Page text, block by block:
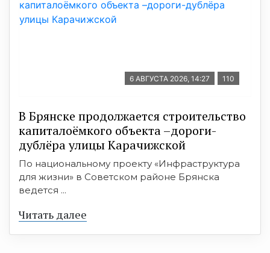
6 АВГУСТА 2026, 14:27 110
В Брянске продолжается строительство
капиталоёмкого объекта –дороги-
дублёра улицы Карачижской
По национальному проекту «Инфраструктура
для жизни» в Советском районе Брянска
ведется ...
Читать далее